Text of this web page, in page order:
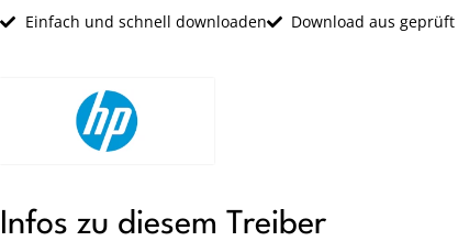
Einfach und schnell downloaden Download aus
Infos zu diesem Treiber